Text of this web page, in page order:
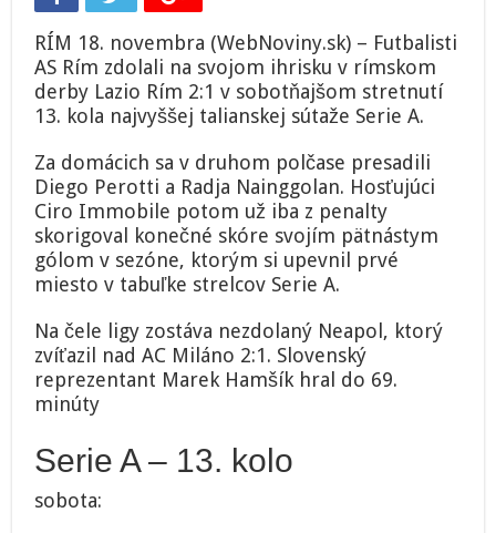
RÍM 18. novembra (WebNoviny.sk) – Futbalisti
AS Rím zdolali na svojom ihrisku v rímskom
derby Lazio Rím 2:1 v sobotňajšom stretnutí
13. kola najvyššej talianskej sútaže Serie A.
Za domácich sa v druhom polčase presadili
Diego Perotti a Radja Nainggolan. Hosťujúci
Ciro Immobile potom už iba z penalty
skorigoval konečné skóre svojím pätnástym
gólom v sezóne, ktorým si upevnil prvé
miesto v tabuľke strelcov Serie A.
Na čele ligy zostáva nezdolaný Neapol, ktorý
zvíťazil nad AC Miláno 2:1. Slovenský
reprezentant Marek Hamšík hral do 69.
minúty
Serie A – 13. kolo
sobota: